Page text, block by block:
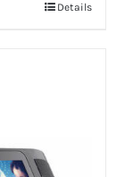
Details